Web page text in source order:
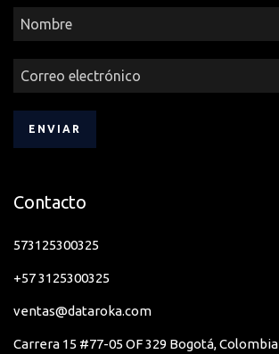
Contacto
573125300325
+57 3125300325
ventas@dataroka.com
Carrera 15 #77-05 OF 329 Bogotá, Colombia